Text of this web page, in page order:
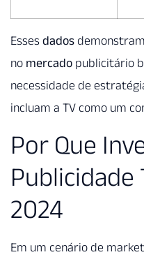
Esses dados
no mercado publicitário
necessidade de
incluam a TV como um
Por Que
Publicidade
2024
Em um cenário de